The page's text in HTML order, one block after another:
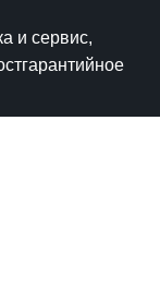
и сервис,